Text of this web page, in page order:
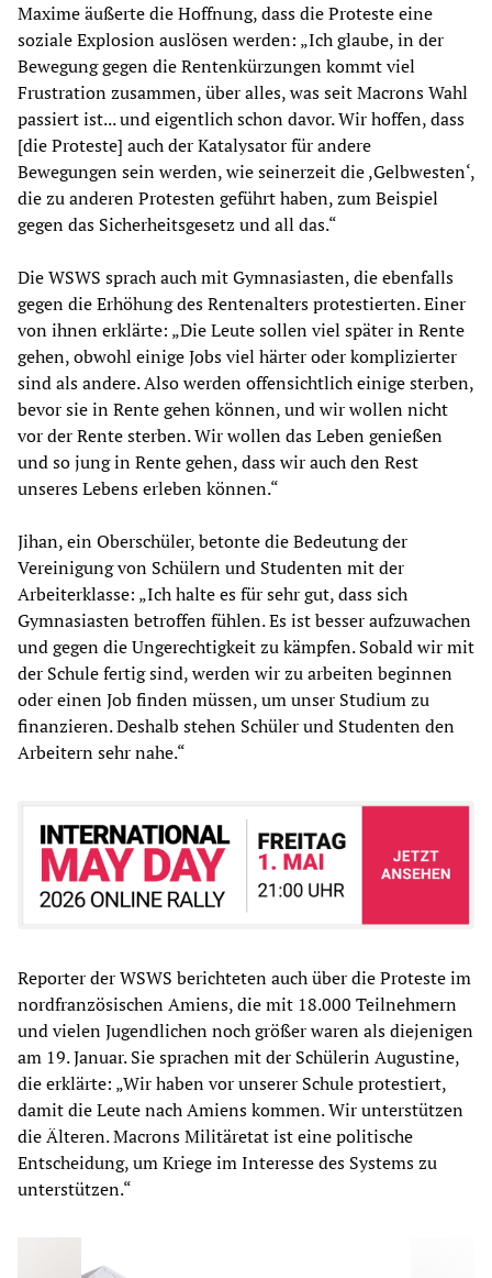
Maxime äußerte die Hoffnung, dass die Proteste eine
soziale Explosion auslösen werden: „Ich glaube, in der
Bewegung gegen die Rentenkürzungen kommt viel
Frustration zusammen, über alles, was seit Macrons Wahl
passiert ist... und eigentlich schon davor. Wir hoffen, dass
[die Proteste] auch der Katalysator für andere
Bewegungen sein werden, wie seinerzeit die ,Gelbwesten‘,
die zu anderen Protesten geführt haben, zum Beispiel
gegen das Sicherheitsgesetz und all das.“
Die WSWS sprach auch mit Gymnasiasten, die ebenfalls
gegen die Erhöhung des Rentenalters protestierten. Einer
von ihnen erklärte: „Die Leute sollen viel später in Rente
gehen, obwohl einige Jobs viel härter oder komplizierter
sind als andere. Also werden offensichtlich einige sterben,
bevor sie in Rente gehen können, und wir wollen nicht
vor der Rente sterben. Wir wollen das Leben genießen
und so jung in Rente gehen, dass wir auch den Rest
unseres Lebens erleben können.“
Jihan, ein Oberschüler, betonte die Bedeutung der
Vereinigung von Schülern und Studenten mit der
Arbeiterklasse: „Ich halte es für sehr gut, dass sich
Gymnasiasten betroffen fühlen. Es ist besser aufzuwachen
und gegen die Ungerechtigkeit zu kämpfen. Sobald wir mit
der Schule fertig sind, werden wir zu arbeiten beginnen
oder einen Job finden müssen, um unser Studium zu
finanzieren. Deshalb stehen Schüler und Studenten den
Arbeitern sehr nahe.“
Reporter der WSWS berichteten auch über die Proteste im
nordfranzösischen Amiens, die mit 18.000 Teilnehmern
und vielen Jugendlichen noch größer waren als diejenigen
am 19. Januar. Sie sprachen mit der Schülerin Augustine,
die erklärte: „Wir haben vor unserer Schule protestiert,
damit die Leute nach Amiens kommen. Wir unterstützen
die Älteren. Macrons Militäretat ist eine politische
Entscheidung, um Kriege im Interesse des Systems zu
unterstützen.“